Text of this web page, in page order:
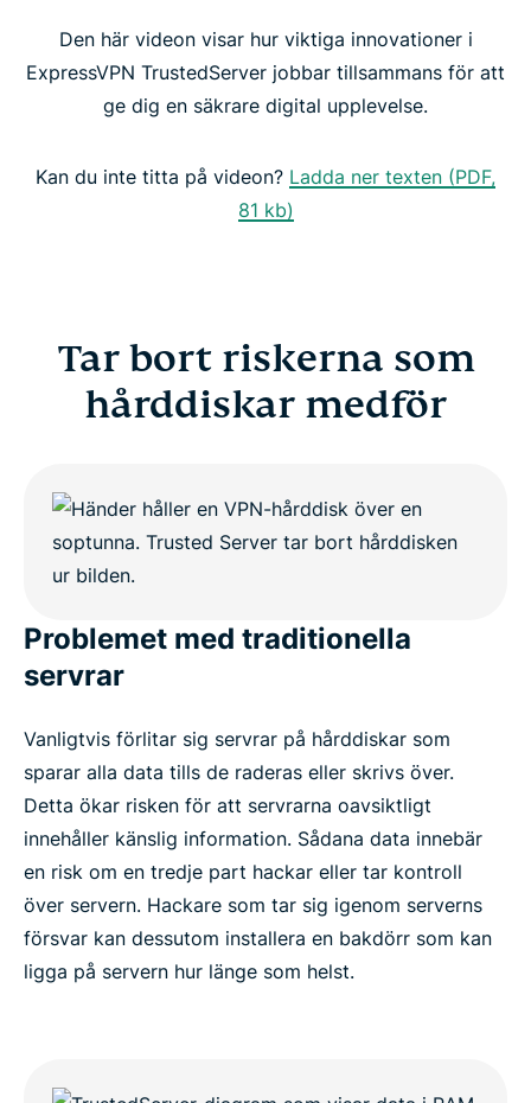
Tar bort riskerna som hårddiskar medför
TrustedServer ökar säkerhet och konsekvent
TrustedServer höjer säkerhetsribban
Den här videon visar hur viktiga innovationer i
ExpressVPN TrustedServer jobbar tillsammans för att
ge dig en säkrare digital upplevelse.
Kan du inte titta på videon? Ladda ner texten (PDF,
81 kb)
Tar bort riskerna som
hårddiskar medför
Problemet med traditionella
servrar
Vanligtvis förlitar sig servrar på hårddiskar som
sparar alla data tills de raderas eller skrivs över.
Detta ökar risken för att servrarna oavsiktligt
innehåller känslig information. Sådana data innebär
en risk om en tredje part hackar eller tar kontroll
över servern. Hackare som tar sig igenom serverns
försvar kan dessutom installera en bakdörr som kan
ligga på servern hur länge som helst.